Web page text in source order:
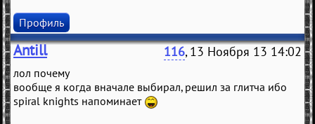
Профиль
Antill 116, 13 Ноября 13 14:02
лол почему
вообще я когда вначале выбирал, решил за глитча ибо
spiral knights напоминает